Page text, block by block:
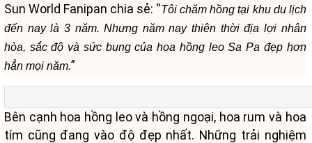
Sun World Fanipan chia sẻ: “Tôi chăm hồng tại khu du lịch
đến nay là 3 năm. Nhưng năm nay thiên thời địa lợi nhân
hòa, sắc độ và sức bung của hoa hồng leo Sa Pa đẹp hơn
hẳn mọi năm.”
Bên cạnh hoa hồng leo và hồng ngoại, hoa rum và hoa
tím cũng đang vào độ đẹp nhất. Những trải nghiệm